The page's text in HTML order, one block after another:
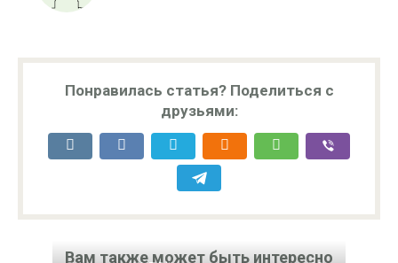
Понравилась статья? Поделиться с
друзьями:
Вам также может быть интересно